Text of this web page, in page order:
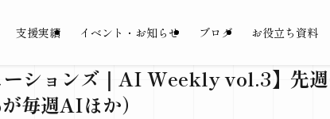
支援実績 イベント・お知らせ ブログ お役立ち資料
ーションズ｜AI Weekly vol.3】先
毎週AIほか）